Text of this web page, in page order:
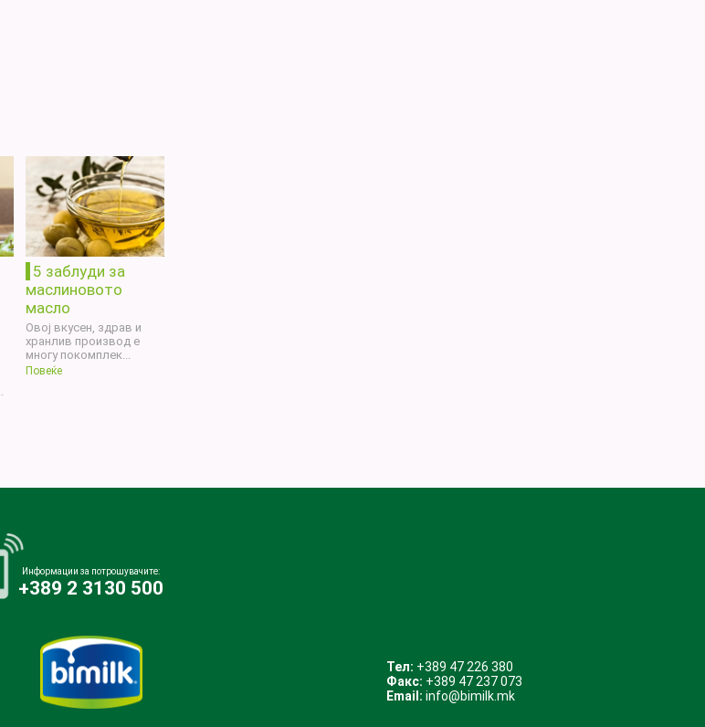
5 заблуди за
маслиновото
масло
Овој вкусен, здрав и
хранлив производ е
многу покомплек...
Повеќе
Информации за потрошувачите:
+389 2 3130 500
Тел: +389 47 226 380
Факс: +389 47 237 073
Email: info@bimilk.mk